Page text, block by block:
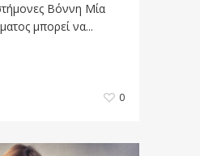
Βόννη Μία
μπορεί να...
0